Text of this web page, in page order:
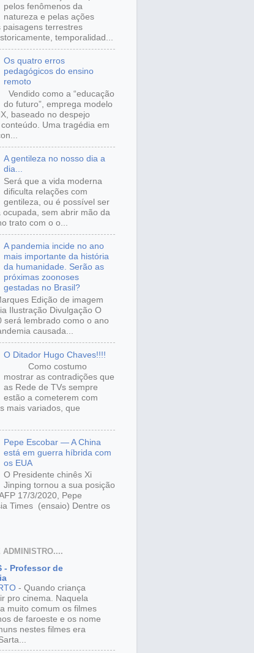
pelos fenômenos da
natureza e pelas ações
paisagens terrestres
temporalidad...
Os quatro erros
pedagógicos do ensino
remoto
Vendido como a “educação
do futuro”, emprega modelo
baseado no despejo
Uma tragédia em
A gentileza no nosso dia a
dia...
Será que a vida moderna
dificulta relações com
gentileza, ou é possível ser
ocupada, sem abrir mão da
trato com o o...
A pandemia incide no ano
mais importante da história
da humanidade. Serão as
próximas zoonoses
gestadas no Brasil?
Edição de imagem
Ilustração Divulgação O
será lembrado como o ano
causada...
O Ditador Hugo Chaves!!!!
Como costumo
mostrar as contradições que
as Rede de TVs sempre
estão a cometerem com
mais variados, que
Pepe Escobar — A China
está em guerra híbrida com
os EUA
O Presidente chinês Xi
Jinping tornou a sua posição
17/3/2020, Pepe
Times (ensaio) Dentre os
ADMINISTRO....
- Professor de
- Quando criança
pro cinema. Naquela
muito comum os filmes
de faroeste e os nome
nestes filmes era